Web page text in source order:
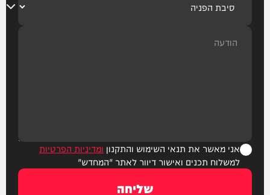
אני מאשר את תנאי השימוש והתקנון ומדיניות הפרטיות
למשלוח תכנים ואישור דיוור לאתר "המחדש"
שליחה